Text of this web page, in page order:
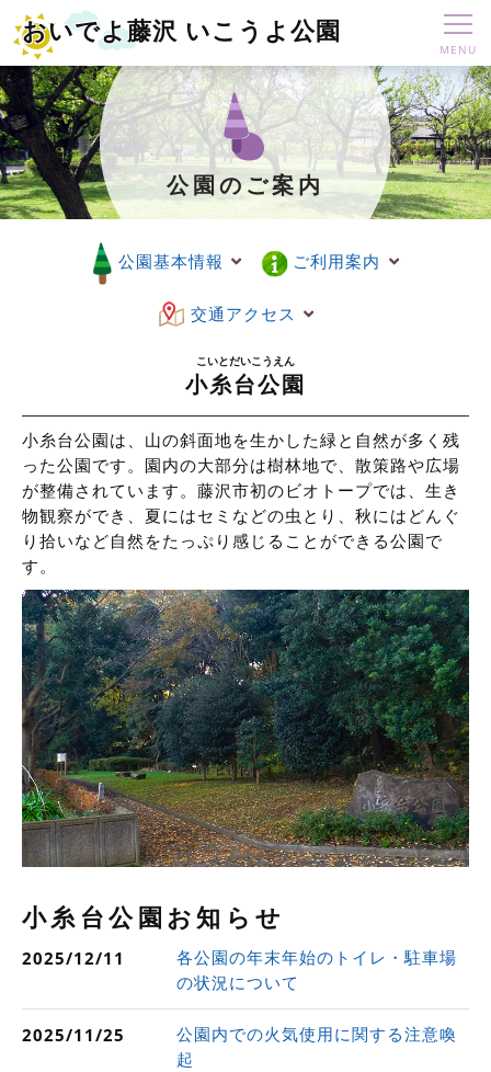
おいでよ藤沢 いこうよ公園
公園のご案内
公園基本情報 ご利用案内
交通アクセス
小糸台公園
小糸台公園は、山の斜面地を生かした緑と自然が多く残
った公園です。園内の大部分は樹林地で、散策路や広場
が整備されています。藤沢市初のビオトープでは、生き
物観察ができ、夏にはセミなどの虫とり、秋にはどんぐ
り拾いなど自然をたっぷり感じることができる公園で
す。
小糸台公園お知らせ
2025/12/11
各公園の年末年始のトイレ・駐車場
の状況について
2025/11/25
公園内での火気使用に関する注意喚
起